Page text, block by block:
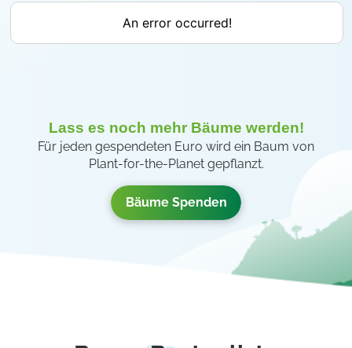
Lass es noch mehr Bäume werden!
Für jeden gespendeten Euro wird ein Baum von
Plant-for-the-Planet gepflanzt.
Bäume Spenden